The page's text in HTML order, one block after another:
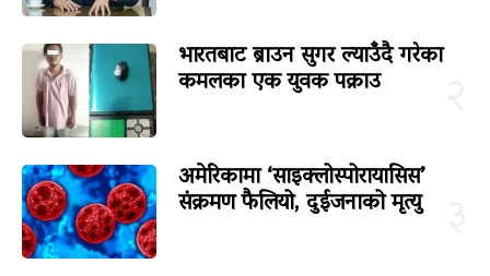
भारतबाट ब्राउन सुगर ल्याउँदै गरेका
कमलका एक युवक पक्राउ
अमेरिकामा ‘साइक्लोस्पोरायासिस’
संक्रमण फैलियो, दुईजनाको मृत्यु